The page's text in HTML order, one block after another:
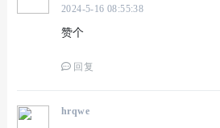
2024-5-16 08:55:38
赞个
回复
hrqwe